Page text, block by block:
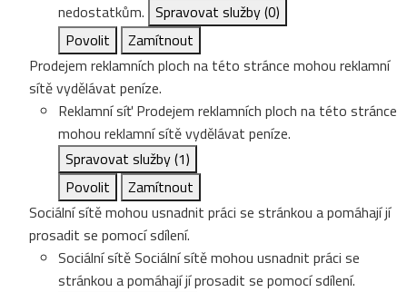
nedostatkům. Spravovat služby(0)
Povolit
Zamítnout
Prodejem reklamních ploch na této stránce mohou reklamní
sítě vydělávat peníze.
Reklamní síť Prodejem reklamních ploch na této stránce
mohou reklamní sítě vydělávat peníze.
Spravovat služby(1)
Povolit
Zamítnout
Sociální sítě mohou usnadnit práci se stránkou a pomáhají jí
prosadit se pomocí sdílení.
Sociální sítěSociální sítě mohou usnadnit práci se
stránkou a pomáhají jí prosadit se pomocí sdílení.